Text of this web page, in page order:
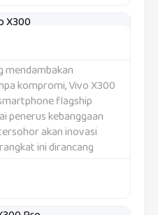
mendambakan
kompromi, Vivo X300
flagship
penerus kebanggaan
akan inovasi
ini dirancang
tinggi para
secara brilian
kamera...